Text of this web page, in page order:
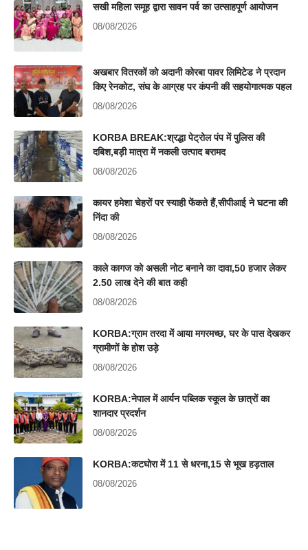
सखी महिला समूह द्वारा सावन पर्व का उत्साहपूर्ण आयोजन
08/08/2026
अखबार वितरकों को अदानी कोरबा पावर लिमिटेड ने प्रदान
किए रेनकोट, संघ के आग्रह पर कंपनी की सहयोगात्मक पहल
08/08/2026
KORBA BREAK:श्रद्धा पेट्रोल पंप में पुलिस की
दबिश,बड़ी मात्रा में नकली उत्पाद बरामद
08/08/2026
कायर हमेशा चेहरों पर स्याही फेंकते हैं,सीपीआई ने घटना की
निंदा की
08/08/2026
काले कागज को असली नोट बनाने का दावा,50 हजार लेकर
2.50 लाख देने की बात कही
08/08/2026
KORBA:ग्राम तरदा में आया मगरमच्छ, घर के पास देखकर
ग्रामीणों के होश उड़े
08/08/2026
KORBA:नेपाल में आर्यन पब्लिक स्कूल के छात्रों का
शानदार प्रदर्शन
08/08/2026
KORBA:कटघोरा में 11 से धरना,15 से भूख हड़ताल
08/08/2026